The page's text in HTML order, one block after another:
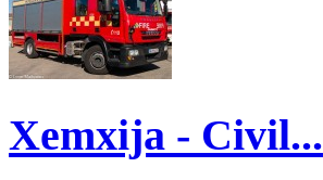
Xemxija - Civil...